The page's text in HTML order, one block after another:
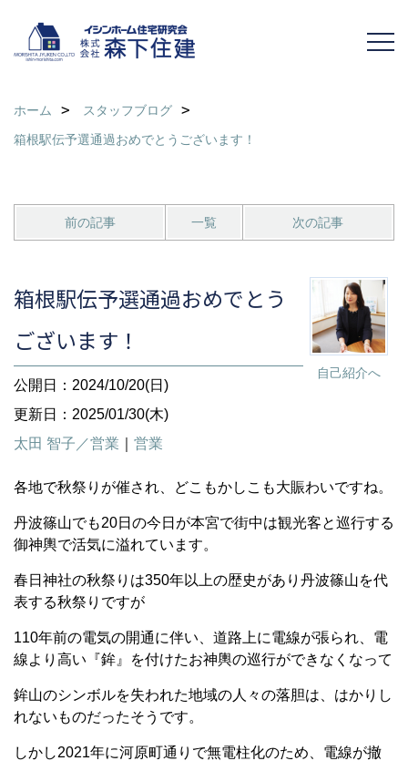
ホーム
スタッフブログ
箱根駅伝予選通過おめでとうございます！
前の記事 一覧 次の記事
自己紹介へ
箱根駅伝予選通過おめでとう
ございます！
公開日：2024/10/20(日)
更新日：2025/01/30(木)
太田 智子／営業
営業
各地で秋祭りが催され、どこもかしこも大賑わいですね。
丹波篠山でも20日の今日が本宮で街中は観光客と巡行する
御神輿で活気に溢れています。
春日神社の秋祭りは350年以上の歴史があり丹波篠山を代
表する秋祭りですが
110年前の電気の開通に伴い、道路上に電線が張られ、電
線より高い『鉾』を付けたお神輿の巡行ができなくなって
鉾山のシンボルを失われた地域の人々の落胆は、はかりし
れないものだったそうです。
しかし2021年に河原町通りで無電柱化のため、電線が撤